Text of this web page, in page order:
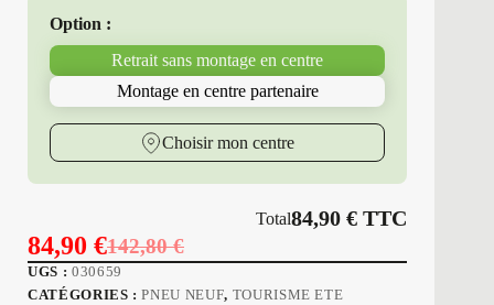
Saisons
195/65R15
CCLIM
Option :
Retrait sans montage en centre
Montage en centre partenaire
Choisir mon centre
Total84,90€ TTC
142,80€
Le
prix
84,90 €Le
prix
UGS : 030659
CATÉGORIES :PNEU NEUF, TOURISME ETE